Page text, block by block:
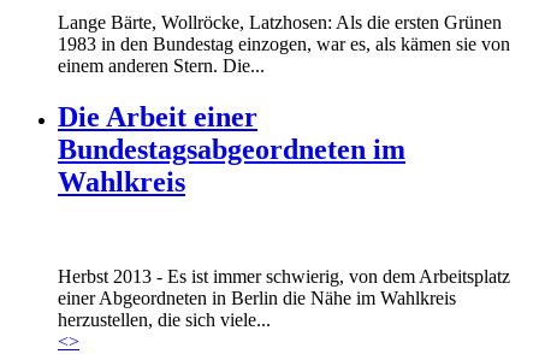
Lange Bärte, Wollröcke, Latzhosen: Als die ersten Grünen
1983 in den Bundestag einzogen, war es, als kämen sie von
einem anderen Stern. Die...
Die Arbeit einer
Bundestagsabgeordneten im
Wahlkreis
Marie_und_Wahlkreis.jpg
Marie_und_Wahlkreis.jpg
Herbst 2013 - Es ist immer schwierig, von dem Arbeitsplatz
einer Abgeordneten in Berlin die Nähe im Wahlkreis
herzustellen, die sich viele...
<>